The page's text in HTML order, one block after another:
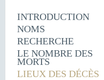
INTRODUCTION
NOMS
RECHERCHE
LE NOMBRE DES
MORTS
LIEUX DES DÉCÈS